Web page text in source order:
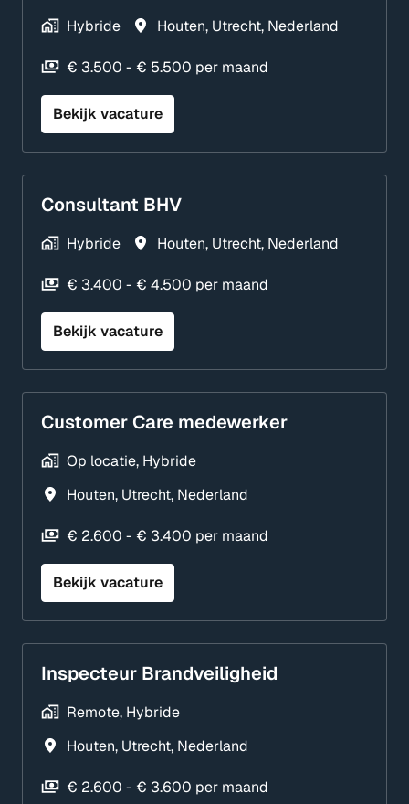
Hybride Houten, Utrecht, Nederland
€ 3.500 - € 5.500 per maand
Bekijk vacature
Consultant BHV
Hybride Houten, Utrecht, Nederland
€ 3.400 - € 4.500 per maand
Bekijk vacature
Customer Care medewerker
Op locatie, Hybride
Houten, Utrecht, Nederland
€ 2.600 - € 3.400 per maand
Bekijk vacature
Inspecteur Brandveiligheid
Remote, Hybride
Houten, Utrecht, Nederland
€ 2.600 - € 3.600 per maand